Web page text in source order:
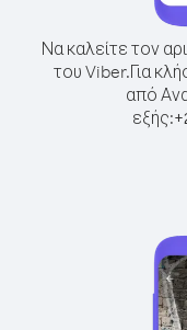
Να καλείτε τον
του Viber.Για
από
εξής:+